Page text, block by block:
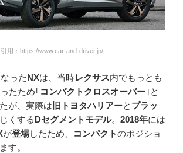
引用：https://www.car-and-driver.jp/
ったNXは、当時レクサス内でもっとも
たため｢コンパクトクロスオーバー ｣と
が、実際は 旧トヨタハリアーと プラッ
くするDセグメントモデル。 2018年には
が登場したため、 コンパクトのポジショ
す。